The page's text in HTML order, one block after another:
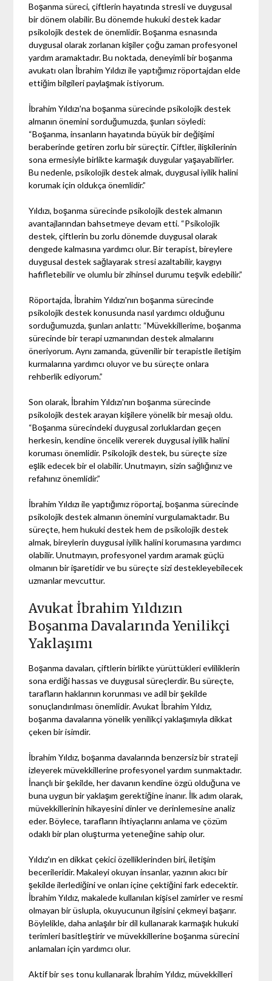
Boşanma süreci, çiftlerin hayatında stresli ve duygusal
bir dönem olabilir. Bu dönemde hukuki destek kadar
psikolojik destek de önemlidir. Boşanma esnasında
duygusal olarak zorlanan kişiler çoğu zaman profesyonel
yardım aramaktadır. Bu noktada, deneyimli bir boşanma
avukatı olan İbrahim Yıldızı ile yaptığımız röportajdan elde
ettiğim bilgileri paylaşmak istiyorum.
İbrahim Yıldızı'na boşanma sürecinde psikolojik destek
almanın önemini sorduğumuzda, şunları söyledi:
“Boşanma, insanların hayatında büyük bir değişimi
beraberinde getiren zorlu bir süreçtir. Çiftler, ilişkilerinin
sona ermesiyle birlikte karmaşık duygular yaşayabilirler.
Bu nedenle, psikolojik destek almak, duygusal iyilik halini
korumak için oldukça önemlidir.”
Yıldızı, boşanma sürecinde psikolojik destek almanın
avantajlarından bahsetmeye devam etti. “Psikolojik
destek, çiftlerin bu zorlu dönemde duygusal olarak
dengede kalmasına yardımcı olur. Bir terapist, bireylere
duygusal destek sağlayarak stresi azaltabilir, kaygıyı
hafifletebilir ve olumlu bir zihinsel durumu teşvik edebilir.”
Röportajda, İbrahim Yıldızı'nın boşanma sürecinde
psikolojik destek konusunda nasıl yardımcı olduğunu
sorduğumuzda, şunları anlattı: “Müvekkillerime, boşanma
sürecinde bir terapi uzmanından destek almalarını
öneriyorum. Aynı zamanda, güvenilir bir terapistle iletişim
kurmalarına yardımcı oluyor ve bu süreçte onlara
rehberlik ediyorum.”
Son olarak, İbrahim Yıldızı'nın boşanma sürecinde
psikolojik destek arayan kişilere yönelik bir mesajı oldu.
“Boşanma sürecindeki duygusal zorluklardan geçen
herkesin, kendine öncelik vererek duygusal iyilik halini
koruması önemlidir. Psikolojik destek, bu süreçte size
eşlik edecek bir el olabilir. Unutmayın, sizin sağlığınız ve
refahınız önemlidir.”
İbrahim Yıldızı ile yaptığımız röportaj, boşanma sürecinde
psikolojik destek almanın önemini vurgulamaktadır. Bu
süreçte, hem hukuki destek hem de psikolojik destek
almak, bireylerin duygusal iyilik halini korumasına yardımcı
olabilir. Unutmayın, profesyonel yardım aramak güçlü
olmanın bir işaretidir ve bu süreçte sizi destekleyebilecek
uzmanlar mevcuttur.
Avukat İbrahim Yıldızın
Boşanma Davalarında Yenilikçi
Yaklaşımı
Boşanma davaları, çiftlerin birlikte yürüttükleri evliliklerin
sona erdiği hassas ve duygusal süreçlerdir. Bu süreçte,
tarafların haklarının korunması ve adil bir şekilde
sonuçlandırılması önemlidir. Avukat İbrahim Yıldız,
boşanma davalarına yönelik yenilikçi yaklaşımıyla dikkat
çeken bir isimdir.
İbrahim Yıldız, boşanma davalarında benzersiz bir strateji
izleyerek müvekkillerine profesyonel yardım sunmaktadır.
İnançlı bir şekilde, her davanın kendine özgü olduğuna ve
buna uygun bir yaklaşım gerektiğine inanır. İlk adım olarak,
müvekkillerinin hikayesini dinler ve derinlemesine analiz
eder. Böylece, tarafların ihtiyaçlarını anlama ve çözüm
odaklı bir plan oluşturma yeteneğine sahip olur.
Yıldız'ın en dikkat çekici özelliklerinden biri, iletişim
becerileridir. Makaleyi okuyan insanlar, yazının akıcı bir
şekilde ilerlediğini ve onları içine çektiğini fark edecektir.
İbrahim Yıldız, makalede kullanılan kişisel zamirler ve resmi
olmayan bir üslupla, okuyucunun ilgisini çekmeyi başarır.
Böylelikle, daha anlaşılır bir dil kullanarak karmaşık hukuki
terimleri basitleştirir ve müvekkillerine boşanma sürecini
anlamaları için yardımcı olur.
Aktif bir ses tonu kullanarak İbrahim Yıldız, müvekkilleri